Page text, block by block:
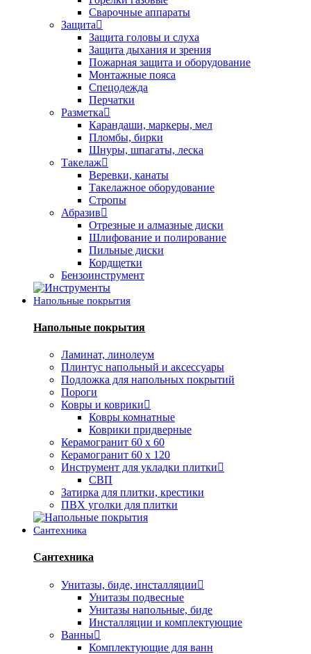
Сварочные аппараты
Защита
Защита головы и слуха
Защита дыхания и зрения
Пожарная защита и оборудование
Монтажные пояса
Спецодежда
Перчатки
Разметка
Карандаши, маркеры, мел
Пломбы, бирки
Шнуры, шпагаты, леска
Такелаж
Веревки, канаты
Такелажное оборудование
Стропы
Абразив
Отрезные и алмазные диски
Шлифование и полирование
Пильные диски
Кордщетки
Бензоинструмент
Напольные покрытия
Напольные покрытия
Ламинат, линолеум
Плинтус напольный и аксессуары
Подложка для напольных покрытий
Пороги
Ковры и коврики
Ковры комнатные
Коврики придверные
Керамогранит 60 х 60
Керамогранит 60 х 120
Инструмент для укладки плитки
СВП
Затирка для плитки, крестики
ПВХ уголки для плитки
Сантехника
Сантехника
Унитазы, биде, инсталляции
Унитазы подвесные
Унитазы напольные, биде
Инсталляции и комплектующие
Ванны
Комплектующие для ванн